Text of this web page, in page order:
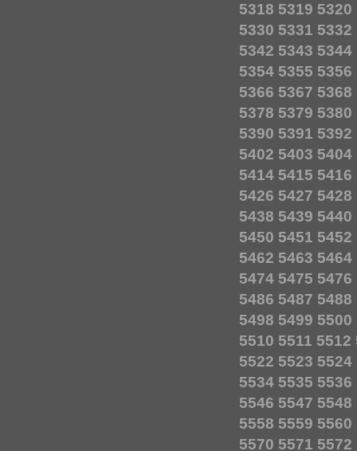
5318 5319 5320
5330 5331 5332
5342 5343 5344
5354 5355 5356
5366 5367 5368
5378 5379 5380
5390 5391 5392
5402 5403 5404
5414 5415 5416
5426 5427 5428
5438 5439 5440
5450 5451 5452
5462 5463 5464
5474 5475 5476
5486 5487 5488
5498 5499 5500
5510 5511 5512
5522 5523 5524
5534 5535 5536
5546 5547 5548
5558 5559 5560
5570 5571 5572